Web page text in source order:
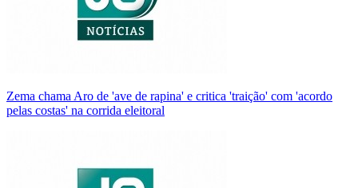
Zema chama Aro de 'ave de rapina' e critica 'traição' com 'acordo
pelas costas' na corrida eleitoral